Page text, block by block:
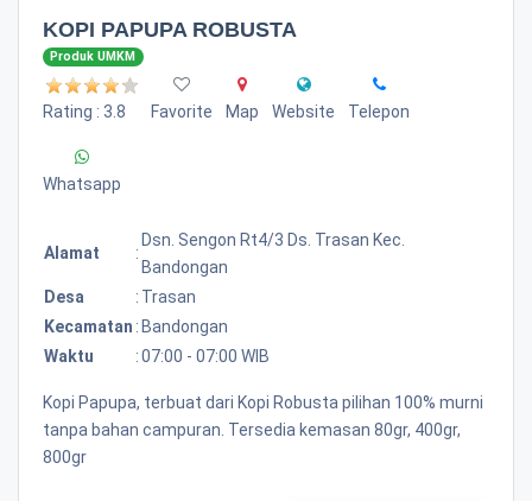
KOPI PAPUPA ROBUSTA
Produk UMKM
Rating : 3.8 Favorite Map Website Telepon
Whatsapp
Alamat :
Dsn. Sengon Rt4/3 Ds. Trasan Kec.
Bandongan
Desa
: Trasan
Kecamatan : Bandongan
Waktu
:07:00 - 07:00 WIB
Kopi Papupa, terbuat dari Kopi Robusta pilihan 100% murni
tanpa bahan campuran. Tersedia kemasan 80gr, 400gr,
800gr